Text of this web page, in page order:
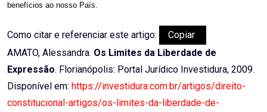
benefícios ao nosso País.
Como citar e referenciar este artigo:
Copiar
AMATO, Alessandra. Os Limites da Liberdade de
Expressão. Florianópolis: Portal Jurídico Investidura, 2009.
Disponível em: https://investidura.com.br/artigos/direito-
constitucional-artigos/os-limites-da-liberdade-de-